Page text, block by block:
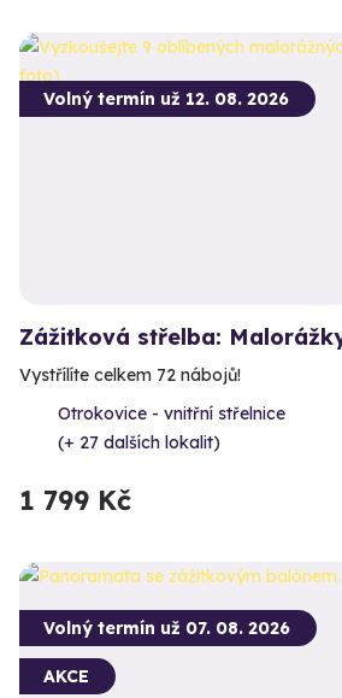
Volný termín už 12. 08. 2026
Zážitková střelba:
Vystřílíte celkem 72 nábojů!
Otrokovice - vnitřní střelnice
(+ 27 dalších lokalit)
1 799 Kč
Volný termín už 07. 08. 2026
AKCE